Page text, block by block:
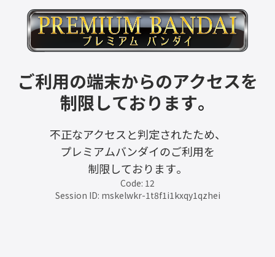
ご利用の端末からのアクセスを
制限しております。
不正なアクセスと判定されたため、
プレミアムバンダイのご利用を
制限しております。
Code: 12
Session ID: mskelwkr-1t8f1i1kxqy1qzhei